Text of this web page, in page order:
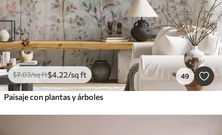
$7.03/sq ft$4.22/sq ft 49
Paisaje con plantas y árboles